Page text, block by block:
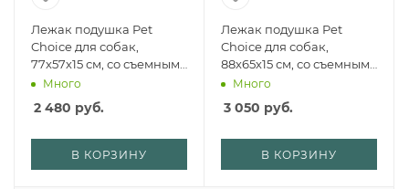
Лежак подушка Pet
Choice для собак,
77х57х15 см, со съемным
чехлом на молнии,
Много
2 480 руб.
В КОРЗИНУ
Лежак подушка Pet
Choice для собак,
88х65х15 см, со съемным
чехлом на молнии,
Много
3 050 руб.
В КОРЗИНУ